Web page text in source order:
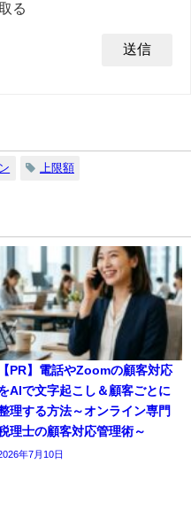
る
上限額
【PR】電話やZoomの顧客対応
AIで文字起こし＆顧客ごとに
理する方法～オンライン専門
理士の顧客対応管理術～
年7月10日